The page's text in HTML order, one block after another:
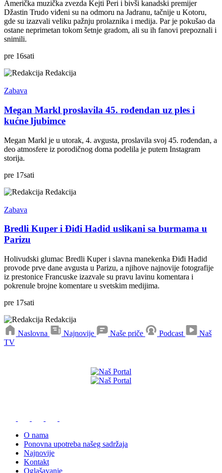
Američka muzička zvezda Kejti Peri i bivši kanadski premijer
Džastin Trudo viđeni su na odmoru na Jadranu, tačnije u Kotoru,
gde su izazvali veliku pažnju prolaznika i medija. Par je pokušao da
ostane neprimetan tokom šetnje gradom, ali su ih fanovi prepoznali i
snimili.
pre 16sati
Redakcija
Zabava
Megan Markl proslavila 45. rođendan uz ples i
kućne ljubimce
Megan Markl je u utorak, 4. avgusta, proslavila svoj 45. rođendan, a
deo atmosfere iz porodičnog doma podelila je putem Instagram
storija.
pre 17sati
Redakcija
Zabava
Bredli Kuper i Điđi Hadid uslikani sa burmama u
Parizu
Holivudski glumac Bredli Kuper i slavna manekenka Điđi Hadid
provode prve dane avgusta u Parizu, a njihove najnovije fotografije
iz prestonice Francuske izazvale su pravu lavinu komentara i
pokrenule brojne komentare u svetskim medijima.
pre 17sati
Redakcija
Naslovna
Najnovije Naše priče Podcast
Naš
TV
O nama
Ponovna upotreba našeg sadržaja
Najnovije
Kontakt
Oglašavanje